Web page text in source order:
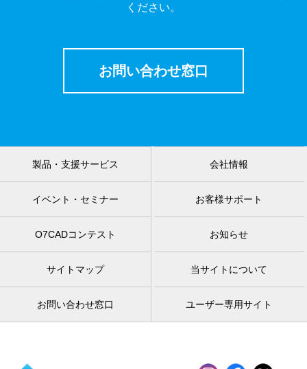
ください。
お問い合わせ窓口
製品・支援サービス 会社情報
イベント・セミナー お客様サポート
O7CADコンテスト お知らせ
サイトマップ 当サイトについて
お問い合わせ窓口 ユーザー専用サイト